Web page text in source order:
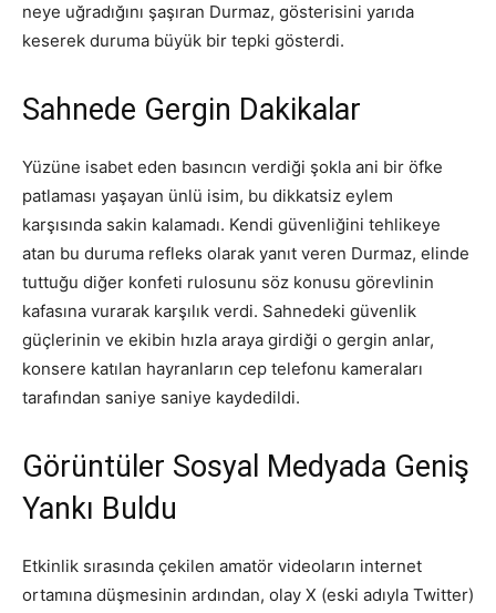
neye uğradığını şaşıran Durmaz, gösterisini yarıda
keserek duruma büyük bir tepki gösterdi.
Sahnede Gergin Dakikalar
Yüzüne isabet eden basıncın verdiği şokla ani bir öfke
patlaması yaşayan ünlü isim, bu dikkatsiz eylem
karşısında sakin kalamadı. Kendi güvenliğini tehlikeye
atan bu duruma refleks olarak yanıt veren Durmaz, elinde
tuttuğu diğer konfeti rulosunu söz konusu görevlinin
kafasına vurarak karşılık verdi. Sahnedeki güvenlik
güçlerinin ve ekibin hızla araya girdiği o gergin anlar,
konsere katılan hayranların cep telefonu kameraları
tarafından saniye saniye kaydedildi.
Görüntüler Sosyal Medyada Geniş
Yankı Buldu
Etkinlik sırasında çekilen amatör videoların internet
ortamına düşmesinin ardından, olay X (eski adıyla Twitter)